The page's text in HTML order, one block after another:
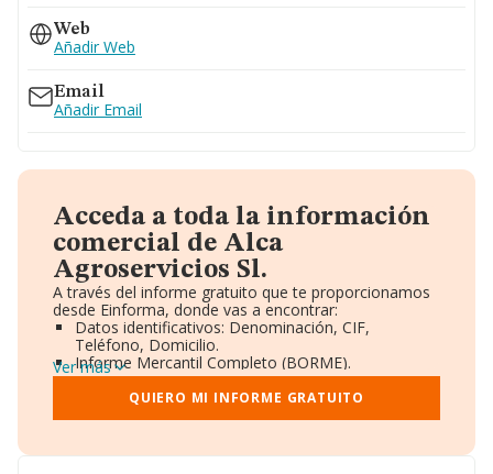
Web
Añadir Web
Email
Añadir Email
Acceda a toda la información
comercial de Alca
Agroservicios Sl.
A través del informe gratuito que te proporcionamos
desde Einforma, donde vas a encontrar:
Datos identificativos: Denominación, CIF,
Teléfono, Domicilio.
Informe Mercantil Completo (BORME).
Gráficos de Evolución Ventas y Empleados.
Consejo de Administración y Administradores.
Directivos y Ejecutivos.
Ver más
QUIERO MI INFORME GRATUITO